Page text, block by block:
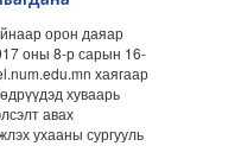
орон даяар
оны 8-р сарын 16-
хаягаар
хуваарь
авах
ухааны сургууль